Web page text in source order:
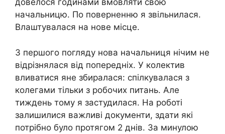
довелося годинами вмовляти свою
начальницю. По поверненню я звільнилася.
Влаштувалася на нове місце.
З першого погляду нова начальниця нічим не
відрізнялася від попередніх. У колектив
вливатися яне збиралася: спілкувалася з
колегами тільки з робочих питань. Але
тиждень тому я застудилася. На роботі
залишилися важливі документи, здати які
потрібно було протягом 2 днів. За минулою